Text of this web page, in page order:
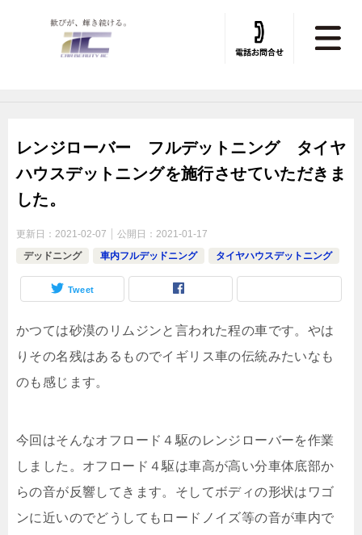
トータルカービューティIIC TOP デッドニング» デッドニング施工実績
レンジローバー フルデットニング タイヤ
ハウスデットニングを施行させていただきま
した。
更新日： 2021-02-07 公開日： 2021-01-17
デッドニング
車内フルデッドニング タイヤハウスデットニング
Tweet
かつては砂漠のリムジンと言われた程の車です。やは
りその名残はあるものでイギリス車の伝統みたいなも
のも感じます。
今回はそんなオフロード４駆のレンジローバーを作業
しました。オフロード４駆は車高が高い分車体底部か
らの音が反響してきます。そしてボディの形状はワゴ
ンに近いのでどうしてもロードノイズ等の音が車内で